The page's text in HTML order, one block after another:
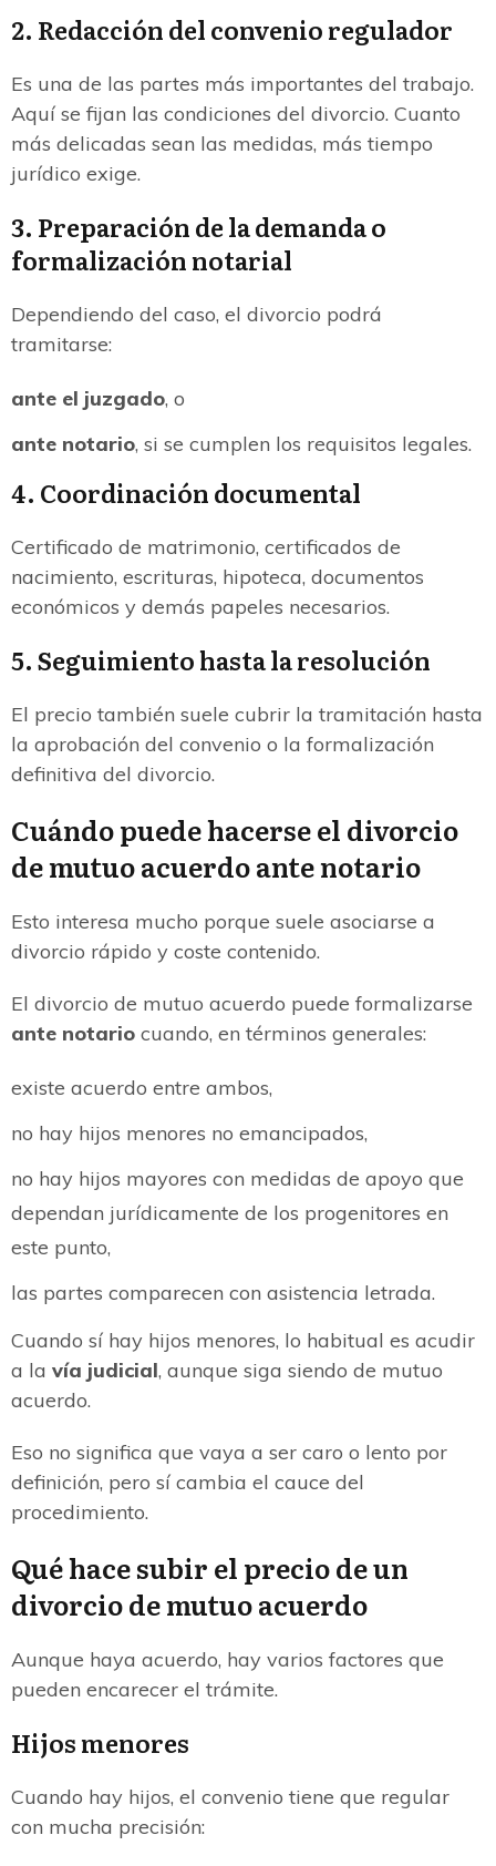
2. Redacción del convenio regulador
Es una de las partes más importantes del trabajo.
Aquí se fijan las condiciones del divorcio. Cuanto
más delicadas sean las medidas, más tiempo
jurídico exige.
3. Preparación de la demanda o
formalización notarial
Dependiendo del caso, el divorcio podrá
tramitarse:
ante el juzgado, o
ante notario, si se cumplen los requisitos legales.
4. Coordinación documental
Certificado de matrimonio, certificados de
nacimiento, escrituras, hipoteca, documentos
económicos y demás papeles necesarios.
5. Seguimiento hasta la resolución
El precio también suele cubrir la tramitación hasta
la aprobación del convenio o la formalización
definitiva del divorcio.
Cuándo puede hacerse el divorcio
de mutuo acuerdo ante notario
Esto interesa mucho porque suele asociarse a
divorcio rápido y coste contenido.
El divorcio de mutuo acuerdo puede formalizarse
ante notario cuando, en términos generales:
existe acuerdo entre ambos,
no hay hijos menores no emancipados,
no hay hijos mayores con medidas de apoyo que
dependan jurídicamente de los progenitores en
este punto,
las partes comparecen con asistencia letrada.
Cuando sí hay hijos menores, lo habitual es acudir
a la vía judicial, aunque siga siendo de mutuo
acuerdo.
Eso no significa que vaya a ser caro o lento por
definición, pero sí cambia el cauce del
procedimiento.
Qué hace subir el precio de un
divorcio de mutuo acuerdo
Aunque haya acuerdo, hay varios factores que
pueden encarecer el trámite.
Hijos menores
Cuando hay hijos, el convenio tiene que regular
con mucha precisión: